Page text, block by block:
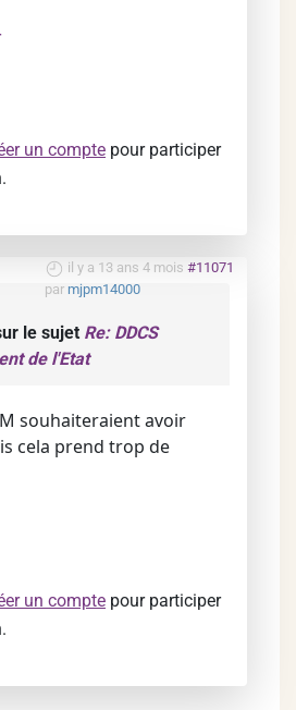
un compte pour participer
il y a 13 ans 4 mois #11071
par mjpm14000
le sujet Re: DDCS
de l'Etat
souhaiteraient avoir
cela prend trop de
un compte pour participer